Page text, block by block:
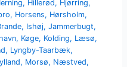
, Hillerød, Hjørring,
, Horsens, Hørsholm,
, Ishøj,Jammerbugt,
, Køge, Kolding, Læsø,
, Lyngby-Taarbæk,
, Morsø, Næstved,